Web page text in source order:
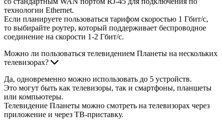
технологии Ethernet.
Если планируете пользоваться тарифом скоростью 1 Гбит/с,
то выбирайте роутер, который поддерживает беспроводное
соединение на скорости 1-2 Гбит/с.
Можно ли пользоваться телевидением Планеты на нескольких
телевизорах?
Да, одновременно можно использовать до 5 устройств.
Это могут быть как телевизоры, так и смартфоны, планшеты
или компьютеры.
Телевидение Планеты можно смотреть на телевизорах через
приложение и через ТВ-приставку.